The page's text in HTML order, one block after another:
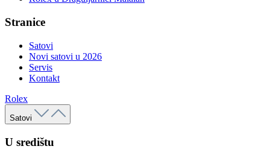
Stranice
Satovi
Novi satovi u 2026
Servis
Kontakt
Rolex
Satovi
U središtu